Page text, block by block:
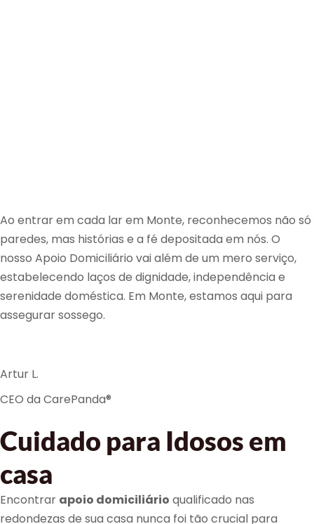
Ao entrar em cada lar em Monte, reconhecemos não só
paredes, mas histórias e a fé depositada em nós. O
nosso Apoio Domiciliário vai além de um mero serviço,
estabelecendo laços de dignidade, independência e
serenidade doméstica. Em Monte, estamos aqui para
assegurar sossego.
Artur L.
CEO da CarePanda®
Cuidado para Idosos em
casa
Encontrar apoio domiciliário qualificado nas
redondezas de sua casa nunca foi tão crucial para